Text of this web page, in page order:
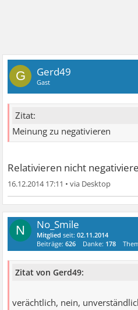
G Gerd49
Gast
Zitat:
Meinung zu negativieren
Relativieren nicht
16.12.2014 17:11 •
N No_Smile
Mitglied seit:02.11.2014
Beiträge:626 Danke: 178
Zitat von Gerd49:
verächtlich, nein,